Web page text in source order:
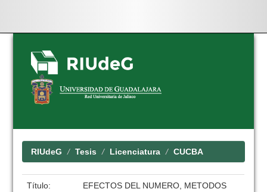
Skip
navigation
RIUdeG Tesis Licenciatura CUCBA
Título:
EFECTOS DEL NUMERO, METODOS